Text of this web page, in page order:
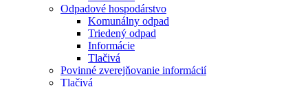
Odpadové hospodárstvo
Komunálny odpad
Triedený odpad
Informácie
Tlačivá
Povinné zverejňovanie informácií
Tlačivá